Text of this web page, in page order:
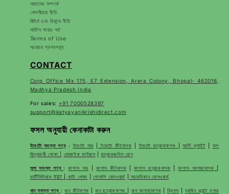
আমাদের সম্পর্কে
গোপনীয়তা নীতি
রিটার্ন এবং রিফান্ড নীতি
সার্ভিস পাবার শর্ত
Terms of Use
সচরাচর প্রশ্নসমূহ
CONTACT
Corp Office Mx 175, E7 Extension, Arera Colony, Bhopal- 462016,
Madhya Pradesh India
For sales: +91 7000528397
support@katyayanikrishidirect.com
ফসল অনুযায়ী কেনাকাটা করুন
টমেটো সমস্ত পণ্য:টমেটো সার টমেটো কীটনাশক |টমেটো ছত্রাকনাশক |আর্লি ব্লাইট
ফল
ছিদ্রকারী পোকা |
মোজাইক ভাইরাস ছত্রাকজনিত রোগ
তুলা সমস্ত পণ্য :কাপাস সার কাপাস কীটনাশক |কাপাস ছত্রাকনাশক |কাপাস আগাছানাশক
ভার্টিসিলিয়াম উইল্ট
কাটা পোকা |গোলাপি বোলওয়ার্ম আমেরিকান বোলওয়ার্ম
ধান সমস্ত পণ্য :ধান কীটনাশক |ধান ছত্রাকনাশক ধান আগাছানাশক |থ্রিপস
ব্রাউন প্ল্যান্ট হপার